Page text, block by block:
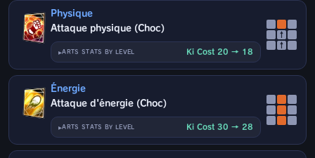
Physique
Attaque physique (Choc)
ARTS STATS BY LEVEL Ki Cost 20 → 18
↑
↑
Énergie
Attaque d'énergie (Choc)
ARTS STATS BY LEVEL Ki Cost 30 → 28